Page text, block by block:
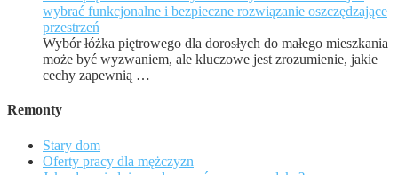
wybrać funkcjonalne i bezpieczne rozwiązanie oszczędzające
przestrzeń
Wybór łóżka piętrowego dla dorosłych do małego mieszkania
może być wyzwaniem, ale kluczowe jest zrozumienie, jakie
cechy zapewnią …
Remonty
Stary dom
Oferty pracy dla mężczyzn